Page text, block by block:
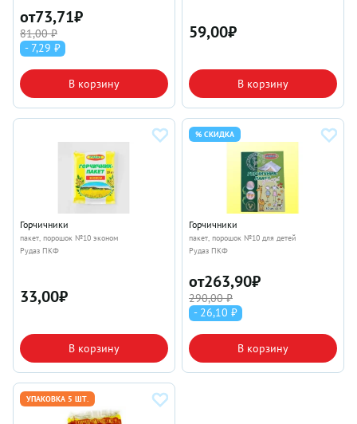
от73,71₽
81,00 ₽
- 7,29 ₽
В корзину
59,00₽
В корзину
Горчичники
пакет, порошок №10 эконом
Рудаз ПКФ
33,00₽
В корзину
% СКИДКА
Горчичники
пакет, порошок №10 для детей
Рудаз ПКФ
от263,90₽
290,00 ₽
- 26,10 ₽
В корзину
УПАКОВКА 5 ШТ.